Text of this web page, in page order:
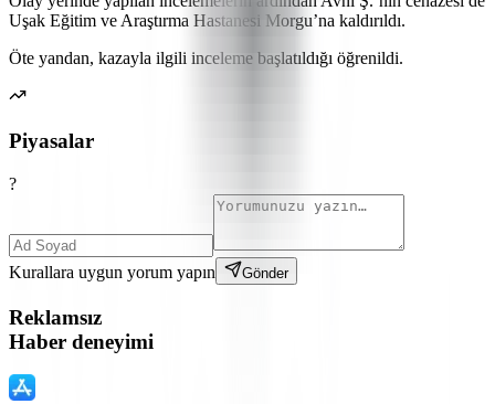
Uşak Eğitim ve Araştırma Hastanesi Morgu’na kaldırıldı.
Öte yandan, kazayla ilgili inceleme başlatıldığı öğrenildi.
Piyasalar
?
Kurallara uygun yorum yapın Gönder
Reklamsız
Haber deneyimi